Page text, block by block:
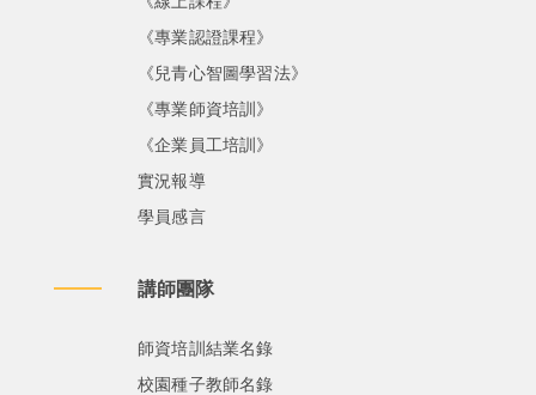
《專業認證課程》
《兒青心智圖學習法》
《專業師資培訓》
《企業員工培訓》
實況報導
學員感言
講師團隊
師資培訓結業名錄
校園種子教師名錄